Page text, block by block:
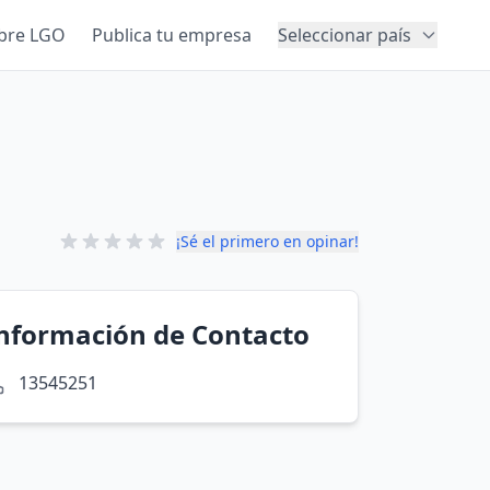
LGO Publica tu empresa Seleccionar país
¡Sé el primero en opinar!
de Contacto
13545251